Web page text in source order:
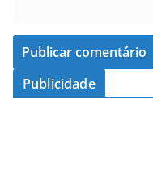
Publicidade